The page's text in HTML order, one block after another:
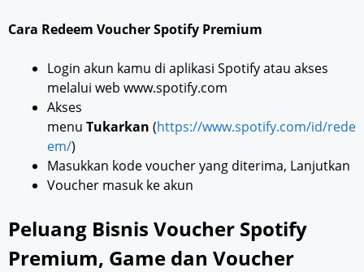
Cara Redeem Voucher Spotify Premium
Login akun kamu di aplikasi Spotify atau akses
melalui web www.spotify.com
Akses
menu Tukarkan (https://www.spotify.com/id/rede
em/)
Masukkan kode voucher yang diterima, Lanjutkan
Voucher masuk ke akun
Peluang Bisnis Voucher Spotify
Premium, Game dan Voucher